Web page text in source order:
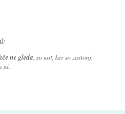
:
ne gleda , so not, ker so zastonj.
ni.